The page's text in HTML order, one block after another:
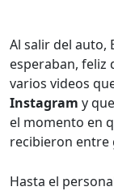
Al salir del auto,
esperaban, feliz
varios videos
Instagram y
el momento en
recibieron entre
Hasta el